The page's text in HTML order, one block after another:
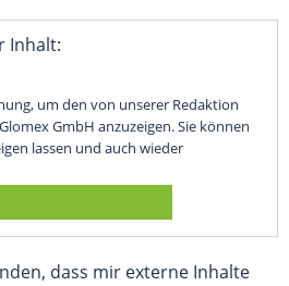
Inhalt:
um den von unserer Redaktion
GmbH anzuzeigen. Sie können
lassen und auch wieder
dass mir externe Inhalte